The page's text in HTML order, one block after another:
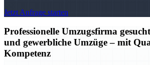
Jetzt Anfrage starten
Professionelle Umzugsfirma
und gewerbliche Umzüge – mit
Kompetenz